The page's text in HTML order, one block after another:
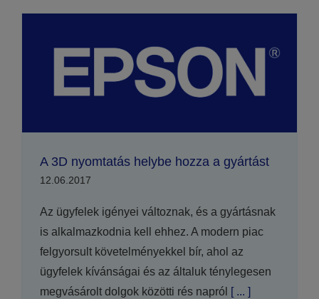
A 3D nyomtatás helybe hozza a gyártást
12.06.2017
Az ügyfelek igényei változnak, és a gyártásnak
is alkalmazkodnia kell ehhez. A modern piac
felgyorsult követelményekkel bír, ahol az
ügyfelek kívánságai és az általuk ténylegesen
megvásárolt dolgok közötti rés napról
[ ... ]